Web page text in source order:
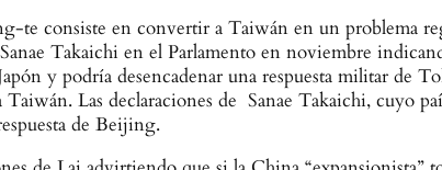
te consiste en convertir a Taiwán en un problema
Takaichi en el Parlamento en noviembre
y podría desencadenar una respuesta militar de
Las declaraciones de Sanae Takaichi, cuyo
de Beijing.